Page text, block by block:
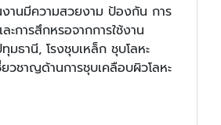
งานมีความสวยงาม ป้องกัน การ
การสึกหรอจากการใช้งาน
มธานี, โรงชุบเหล็ก ชุบโลหะ
วชาญด้านการชุบเคลือบผิวโลหะ